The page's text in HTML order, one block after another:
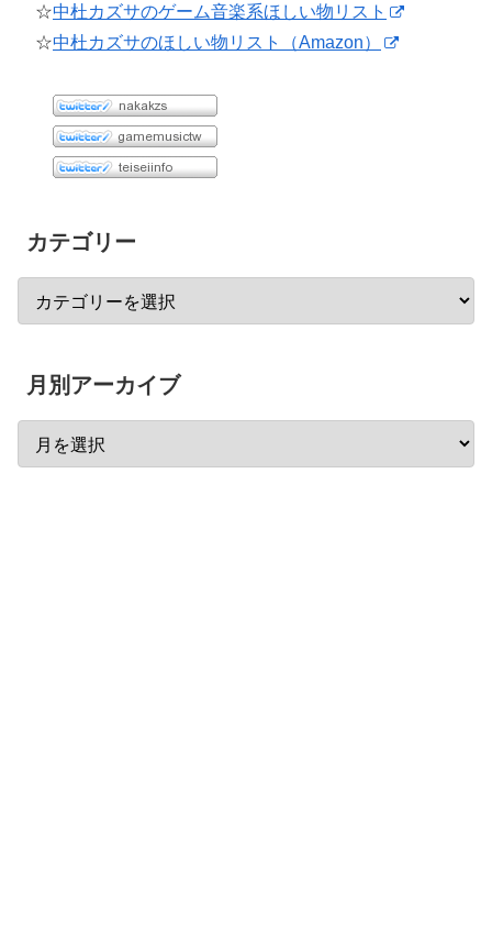
☆中杜カズサのゲーム音楽系ほしい物リスト
☆中杜カズサのほしい物リスト（Amazon）
カテゴリー
月別アーカイブ